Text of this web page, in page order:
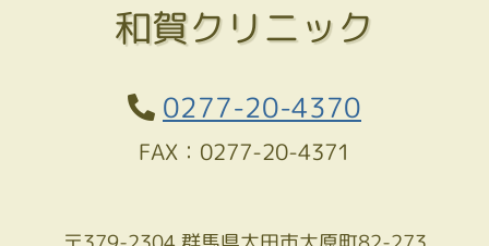
和賀クリニック
0277-20-4370
FAX：0277-20-4371